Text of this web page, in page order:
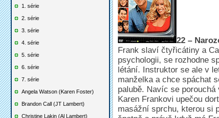
1. série
2. série
3. série
4. série
5. série
6. série
7. série
Angela Watson (Karen Foster)
Brandon Call (JT Lambert)
Christine Lakin (Al Lambert)
22 –
Frank slaví čtyřicátiny a
psychologii, se rozhodne
létání. Instruktor se ale v
manželka a chce spáchat
palubě. Navíc se
Karen Frankovi upečou
masážní sprchu, kterou si